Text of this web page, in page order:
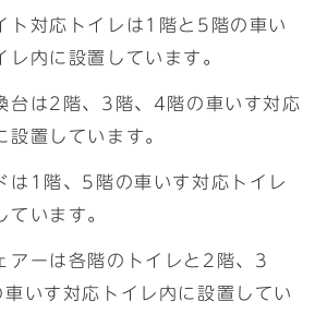
ト対応トイレは1階と5階の車い
レ内に設置しています。
台は2階、3階、4階の車いす対応
設置しています。
は1階、5階の車いす対応トイレ
ています。
アーは各階のトイレと2階、3
いす対応トイレ内に設置してい